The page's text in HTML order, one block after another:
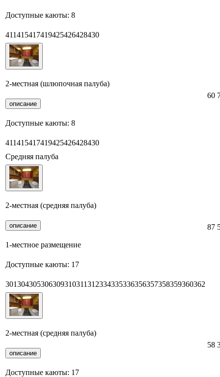
Доступные каюты: 8
411415417419425426428430
2-местная (шлюпочная палуба)
описание
Доступные каюты: 8
411415417419425426428430
60
Средняя палуба
2-местная (средняя палуба)
описание
1-местное размещение
Доступные каюты: 17
301304305306309310311312334335336356357358359360362
87
2-местная (средняя палуба)
описание
Доступные каюты: 17
58